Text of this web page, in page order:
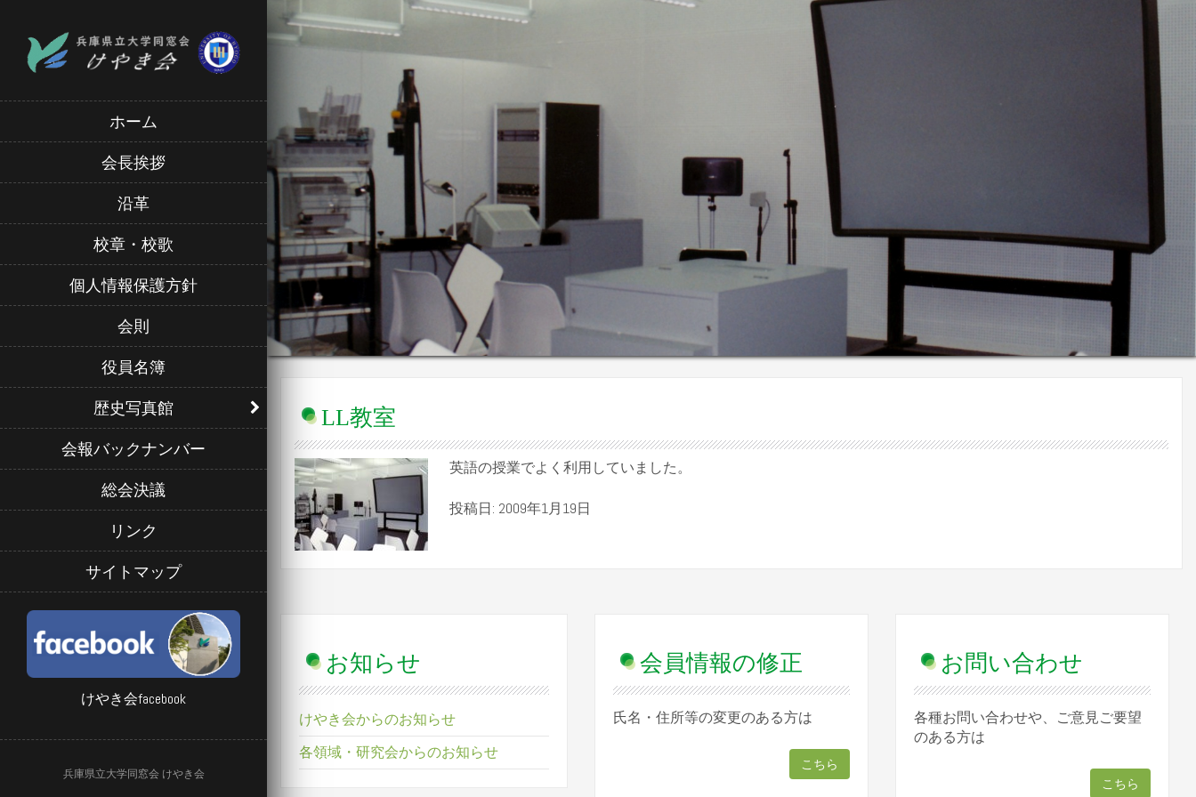
ホーム
会長挨拶
沿革
校章・校歌
個人情報保護方針
会則
役員名簿
歴史写真館
会報バックナンバー
総会決議
リンク
サイトマップ
けやき会facebook
兵庫県立大学同窓会 けやき会
LL教室
英語の授業でよく利用していました。
投稿日: 2009年1月19日
お知らせ
けやき会からのお知らせ
各領域・研究会からのお知らせ
会員情報の修正
氏名・住所等の変更のある方は
こちら
お問い合わせ
各種お問い合わせや、ご意見ご要望
のある方は
こちら